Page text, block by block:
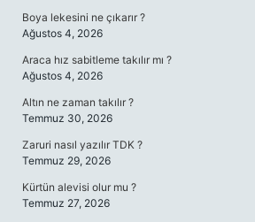
Boya lekesini ne çıkarır ?
Ağustos 4, 2026
Araca hız sabitleme takılır mı ?
Ağustos 4, 2026
Altın ne zaman takılır ?
Temmuz 30, 2026
Zaruri nasıl yazılır TDK ?
Temmuz 29, 2026
Kürtün alevisi olur mu ?
Temmuz 27, 2026